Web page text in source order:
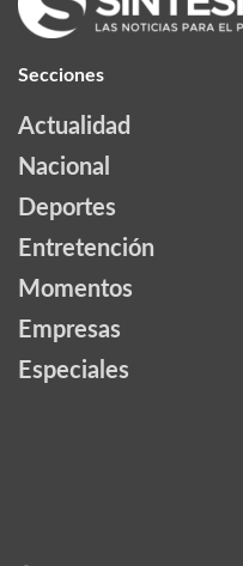
Secciones
Actualidad
Nacional
Deportes
Entretención
Momentos
Empresas
Especiales